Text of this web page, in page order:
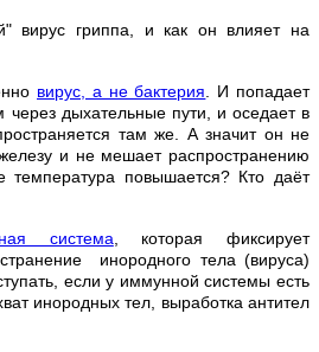
вирус гриппа, и как он влияет на
вирус, а не бактерия . И попадает
через дыхательные пути, и оседает в
там же. А значит он не
и не мешает распространению
температура повышается? Кто даёт
система , которая фиксирует
инородного тела (вируса)
если у иммунной системы есть
инородных тел, выработка антител